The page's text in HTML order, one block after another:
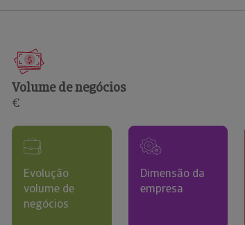
comerciais e
Volume de negócios
€
Evolução
volume de
negócios
Dimensão da
empresa